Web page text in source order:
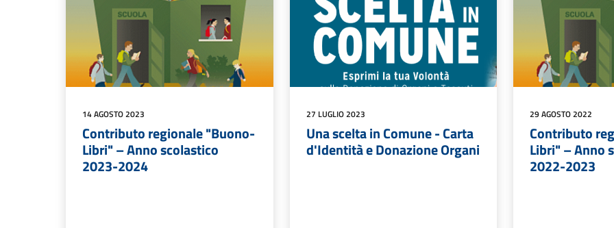
14 AGOSTO 2023
Contributo regionale "Buono-
Libri" – Anno scolastico
2023-2024
27 LUGLIO 2023
Una scelta in Comune - Carta
d'Identità e Donazione Organi
29 AGOSTO 2022
Contributo
Libri" – Anno
2022-2023